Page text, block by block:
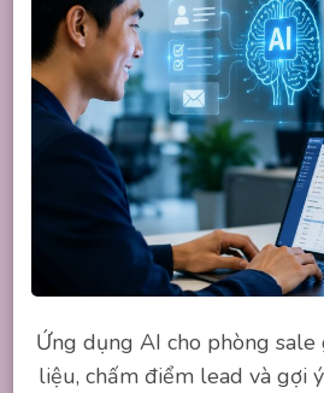
Ứng dụng AI cho phòng
liệu, chấm điểm lead và gợi